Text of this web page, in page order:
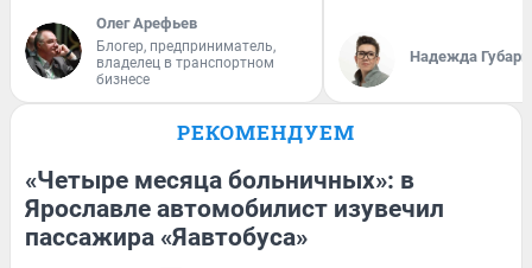
Олег Арефьев
Блогер, предприниматель,
владелец в транспортном
бизнесе
Надежда Губарь
РЕКОМЕНДУЕМ
«Четыре месяца больничных»: в
Ярославле автомобилист изувечил
пассажира «Яавтобуса»